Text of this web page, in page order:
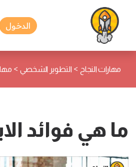
الدخول
مهارات النجاح > التطوير الشخصي >
ما هي فوائد